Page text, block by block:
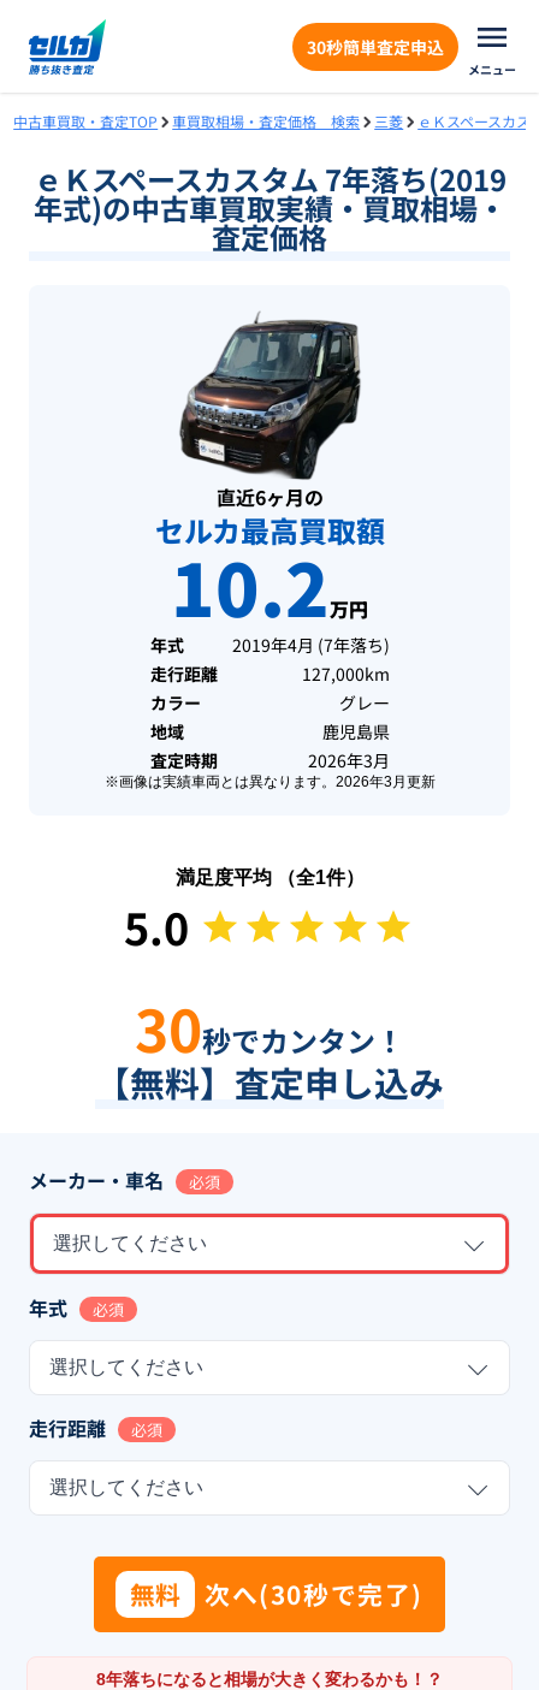
30秒簡単査定申込
メニュー
中古車買取・査定TOP 車買取相場・査定価格 検索 三菱 ｅＫスペースカス
ｅＫスペースカスタム 7年落ち(2019
年式)の中古車買取実績・買取相場・
査定価格
直近6ヶ月の
セルカ最高買取額
10.2万円
年式 2019年4月 (7年落ち)
走行距離
127,000km
カラー
グレー
地域
鹿児島県
査定時期
2026年3月
※画像は実績車両とは異なります。 2026年3月 更新
満足度平均 （全1件）
5.0
30秒でカンタン！
【無料】査定申し込み
メーカー・車名 必須
選択してください
年式 必須
選択してください
走行距離 必須
選択してください
無料 次へ(30秒で完了)
8年落ちになると相場が大きく変わるかも！？